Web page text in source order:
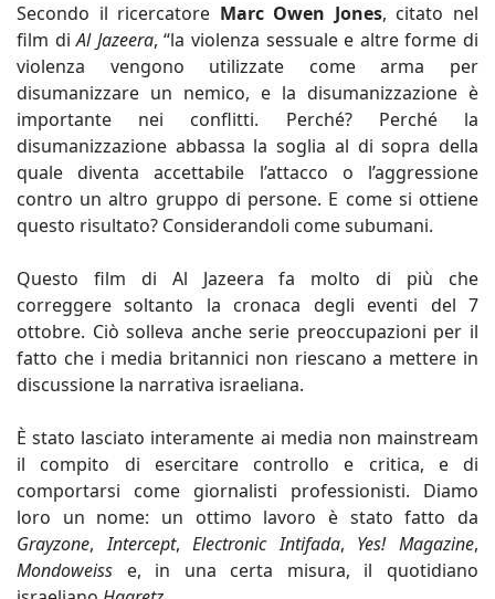
Secondo il ricercatore Marc Owen Jones, citato nel
film diAl Jazeera, “la violenza sessuale e altre forme di
violenza vengono utilizzate come arma per
disumanizzare un nemico, e la disumanizzazione è
importante nei conflitti. Perché? Perché la
disumanizzazione abbassa la soglia al di sopra della
quale diventa accettabile l’attacco o l’aggressione
contro un altro gruppo di persone. E come si ottiene
questo risultato? Considerandoli come subumani.
Questo film di Al Jazeera fa molto di più che
correggere soltanto la cronaca degli eventi del 7
ottobre. Ciò solleva anche serie preoccupazioni per il
fatto che i media britannici non riescano a mettere in
discussione la narrativa israeliana.
È stato lasciato interamente ai media non mainstream
il compito di esercitare controllo e critica, e di
comportarsi come giornalisti professionisti. Diamo
loro un nome: un ottimo lavoro è stato fatto da
Grayzone,Intercept,Electronic Intifada, Yes! Magazine,
Mondoweiss e, in una certa misura, il quotidiano